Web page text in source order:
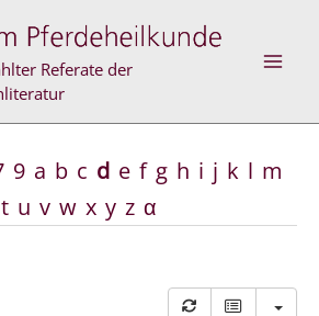
Referate der
9 a b c d e f g h i j k l m
t u v w x y z α